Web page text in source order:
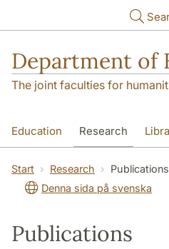
Department of
The joint faculties for
Education Research
About the Department
Start Research
Publications
Denna sida på svenska
Publications